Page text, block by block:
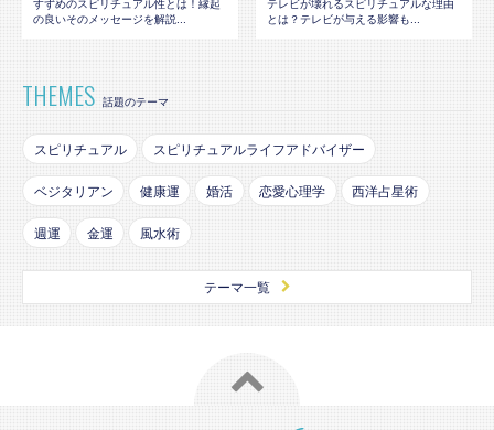
すずめのスピリチュアル性とは！縁起
の良いそのメッセージを解説...
テレビが壊れるスピリチュアルな理由
とは？テレビが与える影響も...
THEMES 話題のテーマ
スピリチュアル スピリチュアルライフアドバイザー
ベジタリアン 健康運 婚活 恋愛心理学 西洋占星術
週運 金運 風水術
テーマ一覧